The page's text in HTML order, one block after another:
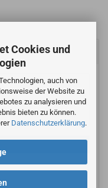
Cookies und
auch von
der Website zu
zu analysieren und
bieten zu können.
Datenschutzerklärung.